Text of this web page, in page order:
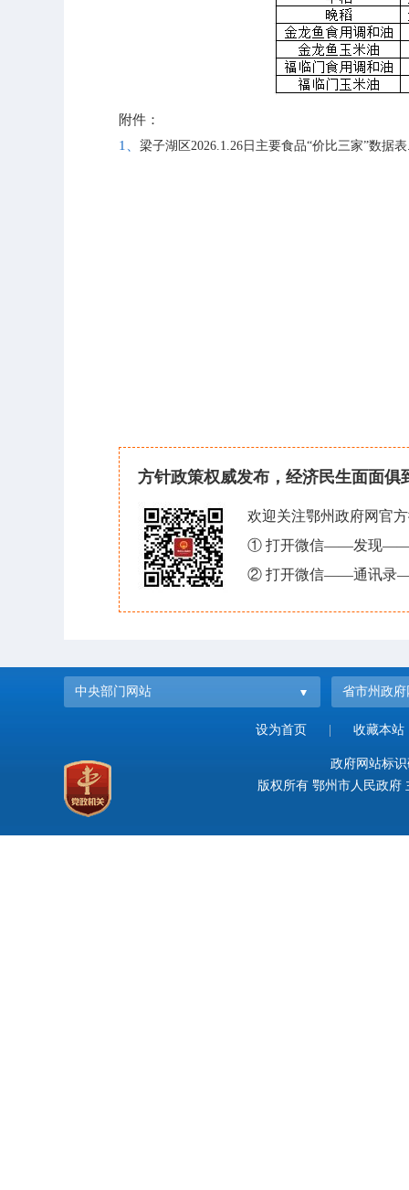
附件：
1、 梁子湖区2026.1.26日主要食品“价比三家”数据
方针政策权威发布，经济民生面面俱
欢迎关注鄂州政府网官
① 打开微信——发现——
② 打开微信——通讯录
中央部门网站 省市州政府
设为首页 收藏本站
政府网站标
版权所有 鄂州市人民政府